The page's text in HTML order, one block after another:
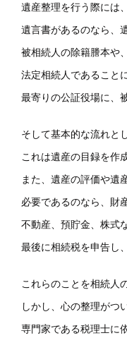
遺産整理を行う際には
遺言書があるのなら、
被相続人の除籍謄本や、
法定相続人であること
最寄りの公証役場に、
そして基本的な流れと
これは遺産の目録を作
また、遺産の評価や遺
必要であるのなら、財
不動産、預貯金、株式
最後に相続税を申告し
これらのことを相続人
しかし、心の整理がつ
専門家である税理士に